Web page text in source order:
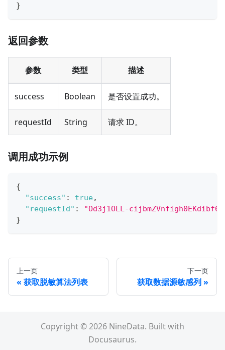
}
返回参数
参数 类型 描述
success Boolean 是否设置成功。
requestId String 请求 ID。
调用成功示例
{
"success" : true,
"requestId" :
"Od3j1OLL-
}
上一页
获取脱敏算法列表
下一页
获取数据源敏感列
Copyright © 2026 NineData. Built with
Docusaurus.